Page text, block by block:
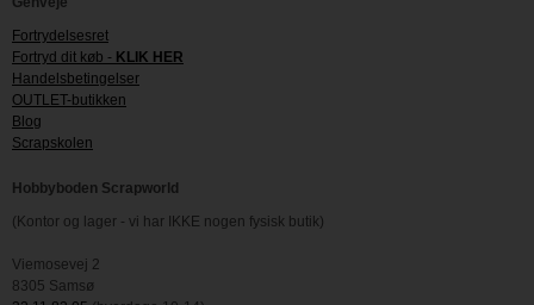
Fortrydelsesret
Fortryd dit køb - KLIK HER
Handelsbetingelser
OUTLET-butikken
Blog
Scrapskolen
Hobbyboden Scrapworld
(Kontor og lager - vi har IKKE nogen fysisk butik)
Viemosevej 2
8305 Samsø